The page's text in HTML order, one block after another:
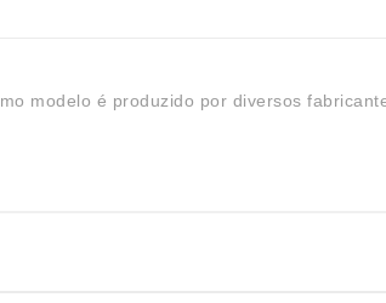
modelo é produzido por diversos